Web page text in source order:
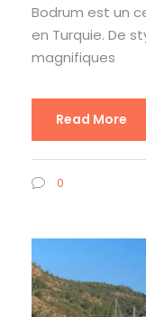
Bodrum est un
en Turquie. De
magnifiques
Read More
0